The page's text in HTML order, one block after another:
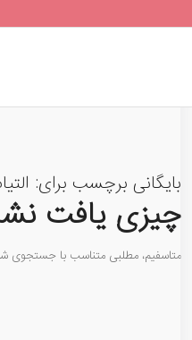
بایگانی برچسب برای:
چیزی یافت
متاسفیم، مطلبی متناسب با جستجوی